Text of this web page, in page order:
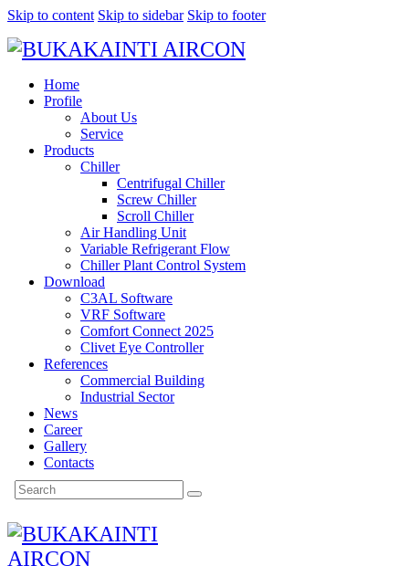
Skip to content Skip to sidebar Skip to footer
Home
Profile
About Us
Service
Products
Chiller
Centrifugal Chiller
Screw Chiller
Scroll Chiller
Air Handling Unit
Variable Refrigerant Flow
Chiller Plant Control System
Download
C3AL Software
VRF Software
Comfort Connect 2025
Clivet Eye Controller
References
Commercial Building
Industrial Sector
News
Career
Gallery
Contacts